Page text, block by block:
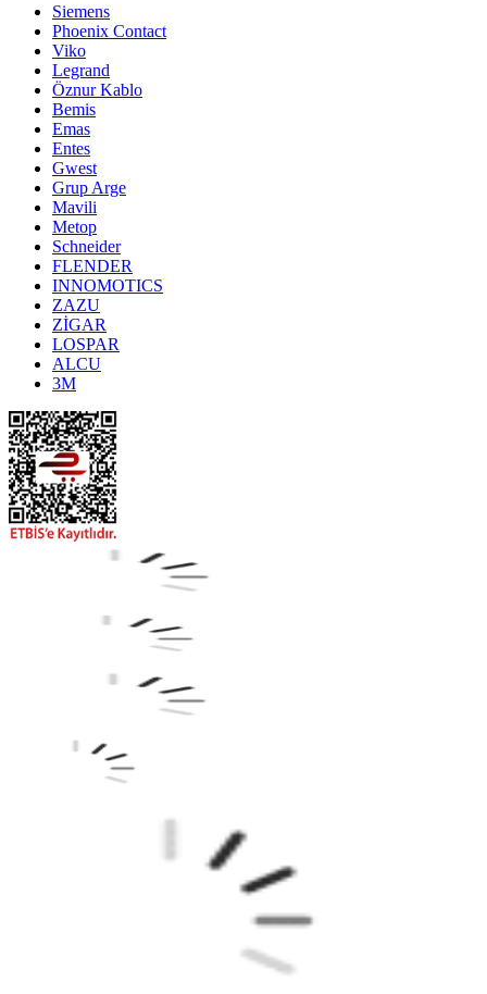
Siemens
Phoenix Contact
Viko
Legrand
Öznur Kablo
Bemis
Emas
Entes
Gwest
Grup Arge
Mavili
Metop
Schneider
FLENDER
INNOMOTICS
ZAZU
ZİGAR
LOSPAR
ALCU
3M